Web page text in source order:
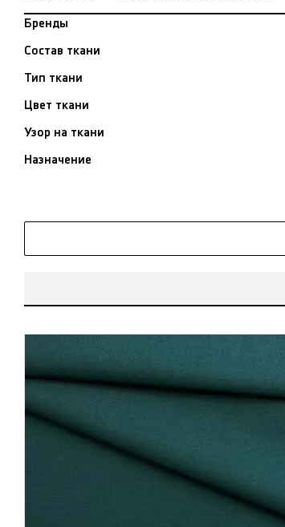
Бренды
Состав ткани
Тип ткани
Цвет ткани
Узор на ткани
Назначение